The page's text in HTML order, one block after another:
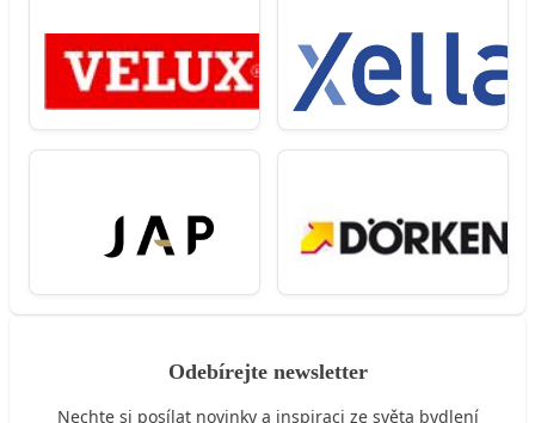
Odebírejte newsletter
Nechte si posílat novinky a inspiraci ze světa bydlení